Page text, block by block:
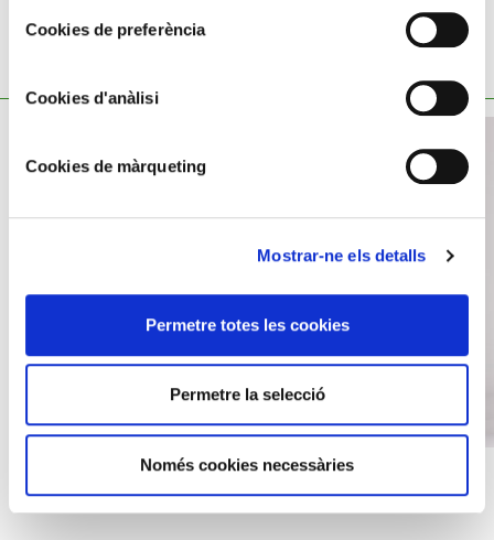
Cookies de preferència
Cookies d'anàlisi
Cookies de màrqueting
Mostrar-ne els detalls
Permetre totes les cookies
Permetre la selecció
Només cookies necessàries
TALLER DE MOIÀ
Rellotge de paret
Rellotge “a la inversa”